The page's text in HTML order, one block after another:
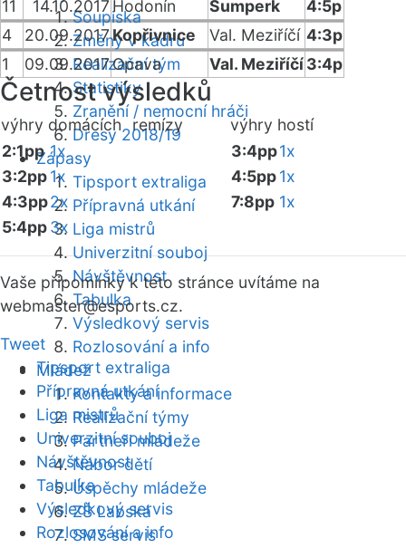
Soupiska
Změny v kádru
Realizační tým
Statistiky
Zranění / nemocní hráči
Dresy 2018/19
Zápasy
Tipsport extraliga
Přípravná utkání
Liga mistrů
Univerzitní souboj
Návštěvnost
Tabulka
Výsledkový servis
Rozlosování a info
Mládež
Kontakty a informace
Realizační týmy
Partneři mládeže
Nábor dětí
Úspěchy mládeže
ZŠ Labská
SMS servis
11
14.10.2017 Hodonín Šumperk
4:5p
4
20.09.2017Kopřivnice Val. Meziříčí 4:3p
1
09.09.2017Opava Val. Meziříčí3:4p
Četnost výsledků
výhry domácích remízy výhry hostí
2:1pp 1x
3:2pp1x
4:3pp2x
5:4pp3x
3:4pp1x
4:5pp1x
7:8pp 1x
Vaše připomínky k této stránce uvítáme na
webmaster@esports.cz.
Tweet
Tipsport extraliga
Přípravná utkání
Liga mistrů
Univerzitní souboj
Návštěvnost
Tabulka
Výsledkový servis
Rozlosování a info